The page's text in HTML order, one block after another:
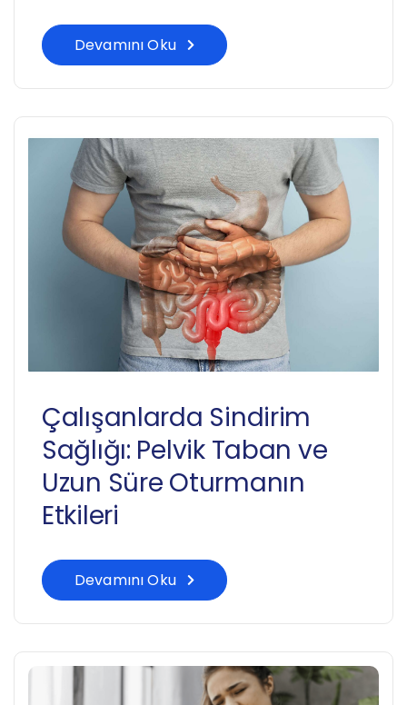
Devamını Oku
Çalışanlarda Sindirim
Sağlığı: Pelvik Taban ve
Uzun Süre Oturmanın
Etkileri
Devamını Oku